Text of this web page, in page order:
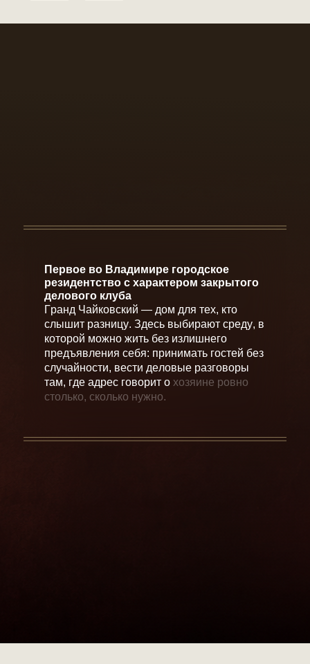
Первое во Владимире городское
резидентство с характером закрытого
делового клуба
Гранд Чайковский — дом для тех, кто
слышит разницу. Здесь выбирают среду, в
которой можно жить без излишнего
предъявления себя: принимать гостей без
случайности, вести деловые разговоры
там, где адрес говорит о хозяине ровно
столько, сколько нужно.